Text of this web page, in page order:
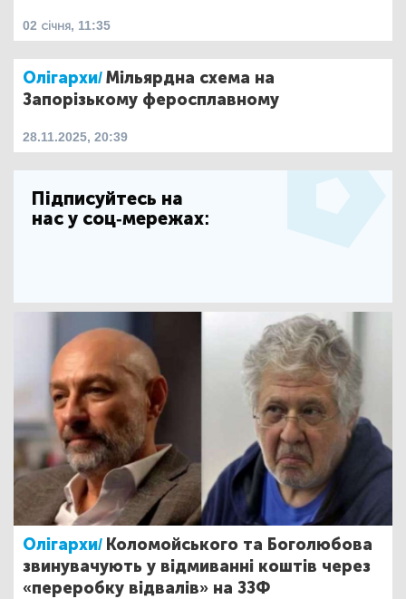
02 січня, 11:35
Олігархи/Мільярдна схема на
Запорізькому феросплавному
28.11.2025, 20:39
Підписуйтесь на
нас у соц-мережах:
Олігархи/ Коломойського та Боголюбова
звинувачують у відмиванні коштів через
«переробку відвалів» на ЗЗФ